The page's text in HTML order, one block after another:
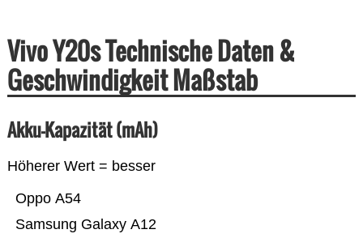
Vivo Y20s Technische Daten &
Geschwindigkeit Maßstab
Akku-Kapazität (mAh)
Höherer Wert = besser
Samsung Galaxy A12
Oppo A54